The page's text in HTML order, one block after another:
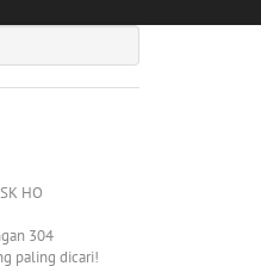
HO
304
paling dicari!